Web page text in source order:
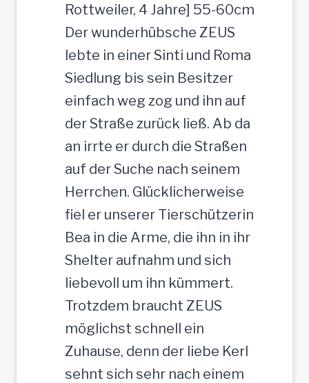
t
e
r
J
u
n
g
-
R
ü
d
e
,
3
5
c
m
Rottweiler, 4 Jahre] 55-60cm
Der wunderhübsche ZEUS
lebte in einer Sinti und Roma
Siedlung bis sein Besitzer
einfach weg zog und ihn auf
der Straße zurück ließ. Ab da
an irrte er durch die Straßen
auf der Suche nach seinem
Herrchen. Glücklicherweise
fiel er unserer Tierschützerin
Bea in die Arme, die ihn in ihr
Shelter aufnahm und sich
liebevoll um ihn kümmert.
Trotzdem braucht ZEUS
möglichst schnell ein
Zuhause, denn der liebe Kerl
sehnt sich sehr nach einem